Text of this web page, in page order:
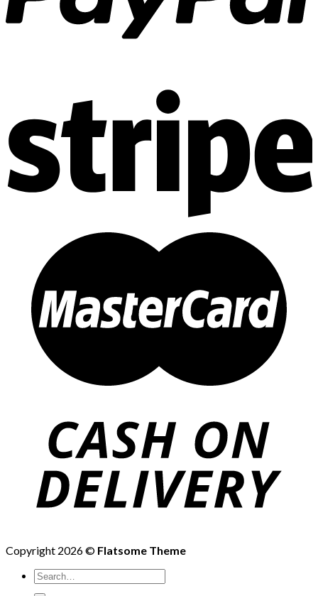
Copyright 2026 © Flatsome Theme
Search
for: